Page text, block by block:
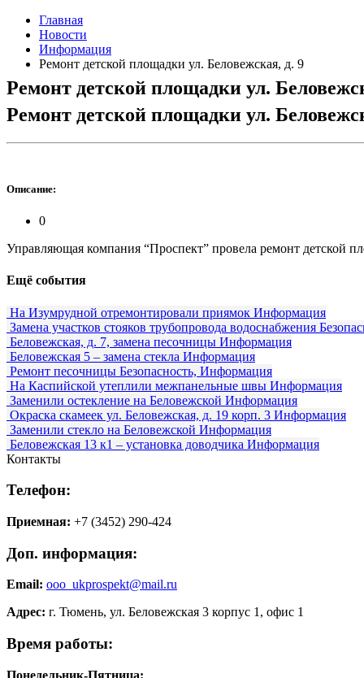
Главная
Новости
Информация
Ремонт детской площадки ул. Беловежская, д. 9
Ремонт детской площадки ул.
Ремонт детской площадки ул.
Описание:
0
Управляющая компания “Проспект” провела ремонт детской
Ещё события
На Изумрудной отремонтировали приямок Информация
Замена участков стояков трубопровода водоснабжения
Беловежская, д. 7, замена песочницы Информация
Беловежская 5 – замена стекла Информация
Ремонт песочницы Безопасность, Информация
На Каспийской утеплили межпанельные швы Информация
Заменили остекление на Беловежской Информация
Окраска скамеек ул. Беловежская, д. 19 корп. 3 Информация
Заменили стекло на Беловежской Информация
Беловежская 13 к1 – установка доводчика Информация
Контакты
Телефон:
Приемная: +7 (3452) 290-424
Доп. информация:
Email: ooo_ukprospekt@mail.ru
Адрес: г. Тюмень, ул. Беловежская 3 корпус 1, офис 1
Время работы:
Понедельник-Пятница: